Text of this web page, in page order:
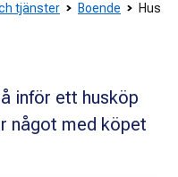
tjänster Boende Hus
inför ett husköp
något med köpet